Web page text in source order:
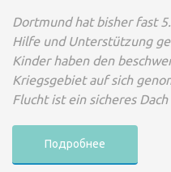
Dortmund hat bisher fast
Hilfe und Unterstützung
Kinder haben den
Kriegsgebiet auf sich
Flucht ist ein sicheres
Подробнее